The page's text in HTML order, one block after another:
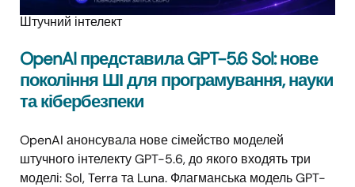
Штучний інтелект
OpenAI представила GPT-5.6 Sol: нове
покоління ШІ для програмування, науки
та кібербезпеки
OpenAI анонсувала нове сімейство моделей
штучного інтелекту GPT-5.6, до якого входять три
моделі: Sol, Terra та Luna. Флагманська модель GPT-